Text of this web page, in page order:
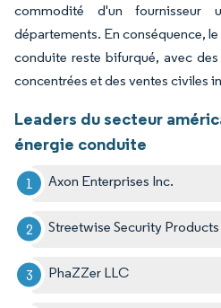
commodité d'un fournisseur
départements. En conséquence,
conduite reste bifurqué, avec
concentrées et des ventes civiles
Leaders du secteur
énergie conduite
Axon Enterprises Inc.
Streetwise Security Products
PhaZZer LLC